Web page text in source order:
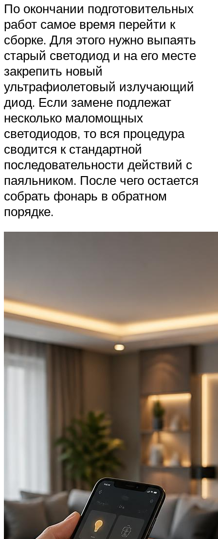
По окончании подготовительных
работ самое время перейти к
сборке. Для этого нужно выпаять
старый светодиод и на его месте
закрепить новый
ультрафиолетовый излучающий
диод. Если замене подлежат
несколько маломощных
светодиодов, то вся процедура
сводится к стандартной
последовательности действий с
паяльником. После чего остается
собрать фонарь в обратном
порядке.